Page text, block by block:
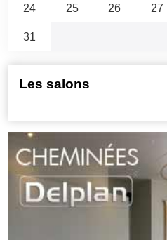
24
25 26 27
31
Les salons